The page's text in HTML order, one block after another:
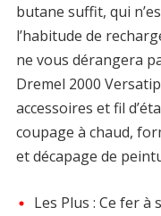
butane suffit, qui
l’habitude de
ne vous dérangera
Dremel 2000
accessoires et fil
coupage à chaud,
et décapage de
Les Plus : Ce fer à